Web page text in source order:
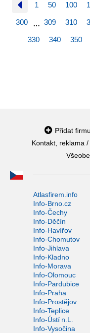
1 50 100
300 … 309 310
330 340 350
Přidat firmu
Kontakt, reklama
Atlasfirem.info
Info-Brno.cz
Info-Čechy
Info-Děčín
Info-Havířov
Info-Chomutov
Info-Jihlava
Info-Kladno
Info-Morava
Info-Olomouc
Info-Pardubice
Info-Praha
Info-Prostějov
Info-Teplice
Info-Ústí n.L.
Info-Vysočina